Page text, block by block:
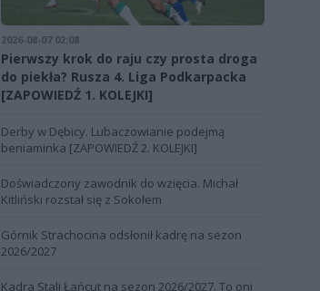
2026-08-07 02:08
Pierwszy krok do raju czy prosta droga
do piekła? Rusza 4. Liga Podkarpacka
[ZAPOWIEDŹ 1. KOLEJKI]
Derby w Dębicy. Lubaczowianie podejmą
beniaminka [ZAPOWIEDŹ 2. KOLEJKI]
Doświadczony zawodnik do wzięcia. Michał
Kitliński rozstał się z Sokołem
Górnik Strachocina odsłonił kadrę na sezon
2026/2027
Kadra Stali Łańcut na sezon 2026/2027. To oni